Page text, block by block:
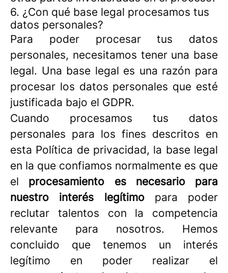
6. ¿Con qué base legal procesamos tus
datos personales?
Para poder procesar tus datos
personales, necesitamos tener una base
legal. Una base legal es una razón para
procesar los datos personales que esté
justificada bajo el GDPR.
Cuando procesamos tus datos
personales para los fines descritos en
esta Política de privacidad, la base legal
en la que confiamos normalmente es que
el procesamiento es necesario para
nuestro interés legítimopara poder
reclutar talentos con la competencia
relevante para nosotros. Hemos
concluido que tenemos un interés
legítimo en poder realizar el